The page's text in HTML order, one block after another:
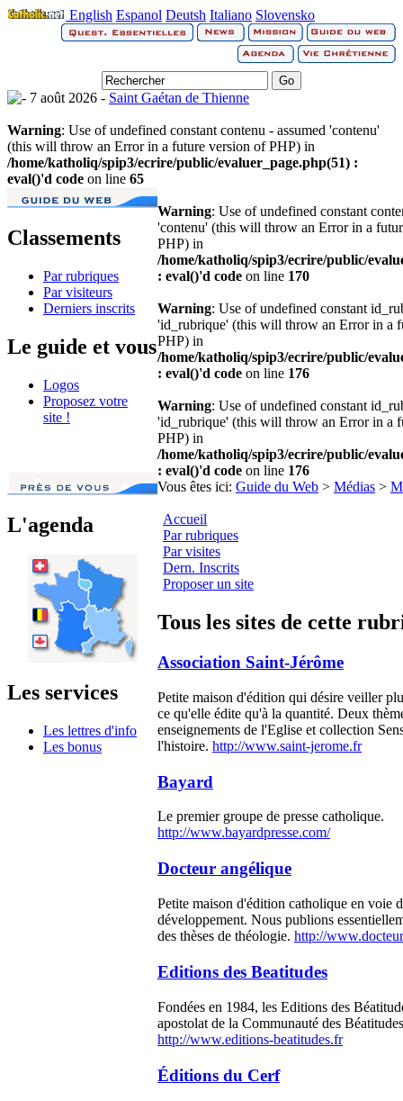
English Espanol Deutsh Italiano Slovensko
7 août 2026 - Saint Gaétan de Thienne
Warning: Use of undefined constant contenu - assumed 'contenu'
(this will throw an Error in a future version of PHP) in
/home/katholiq/spip3/ecrire/public/evaluer_page.php(51) :
eval()'d code on line 65
Classements
Par rubriques
Par visiteurs
Derniers inscrits
Le guide et vous
Logos
Proposez votre
site !
L'agenda
Les services
Les lettres d'info
Les bonus
Warning: Use of undefined constant
'contenu' (this will throw an Error in a
PHP) in
/home/katholiq/spip3/ecrire/public/
: eval()'d code on line 170
Warning: Use of undefined constant
'id_rubrique' (this will throw an Error in a
PHP) in
/home/katholiq/spip3/ecrire/public/
: eval()'d code on line 176
Warning: Use of undefined constant
'id_rubrique' (this will throw an Error in a
PHP) in
/home/katholiq/spip3/ecrire/public/
: eval()'d code on line 176
Vous êtes ici: Guide du Web > Médias >
Accueil
Par rubriques
Par visites
Dern. Inscrits
Proposer un site
Tous les sites de cette
Association Saint-Jérôme
Petite maison d'édition qui désire veiller
ce qu'elle édite qu'à la quantité. Deux
enseignements de l'Eglise et collection
l'histoire. http://www.saint-jerome.fr
Bayard
Le premier groupe de presse catholique.
http://www.bayardpresse.com/
Docteur angélique
Petite maison d'édition catholique en voie
développement. Nous publions
des thèses de théologie. http://
Editions des Beatitudes
Fondées en 1984, les Editions des
apostolat de la Communauté des
http://www.editions-beatitudes.fr
Éditions du Cerf